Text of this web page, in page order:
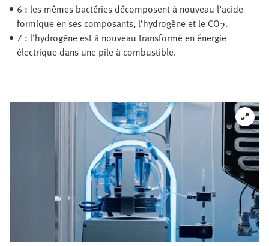
6 : les mêmes bactéries décomposent à nouveau l’acide
formique en ses composants, l’hydrogène et le CO2.
7 : l’hydrogène est à nouveau transformé en énergie
électrique dans une pile à combustible.